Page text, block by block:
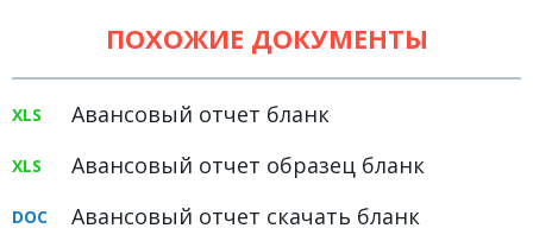
ПОХОЖИЕ ДОКУМЕНТЫ
Авансовый отчет бланк
Авансовый отчет образец бланк
Авансовый отчет скачать бланк
Земельное право
Медицинское право
Миграционное право
Налоговое право
Семейное право